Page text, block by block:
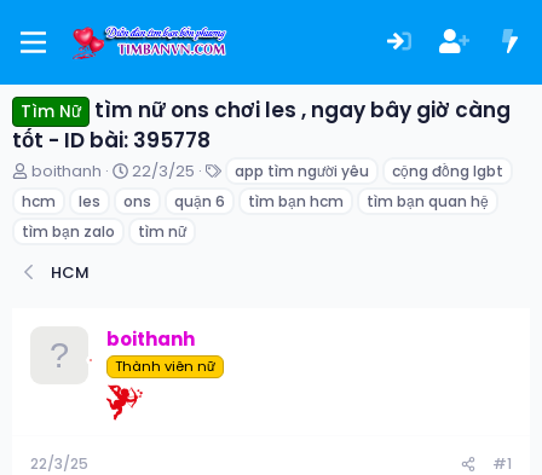
Tìm Nữ
tìm nữ ons chơi les , ngay bây giờ càng
tốt - ID bài: 395778
T
r
e
d
boithanh
N
à
22/3/25 app tìm người yêu
cộng đồng lgbt
hcm
les ons quận 6 tìm bạn hcm
tìm bạn quan hệ
tìm bạn zalo
tìm nữ
HCM
boithanh
Thành viên nữ
22/3/25 #1